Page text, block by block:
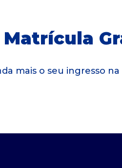
Matrícula
mais o seu ingresso